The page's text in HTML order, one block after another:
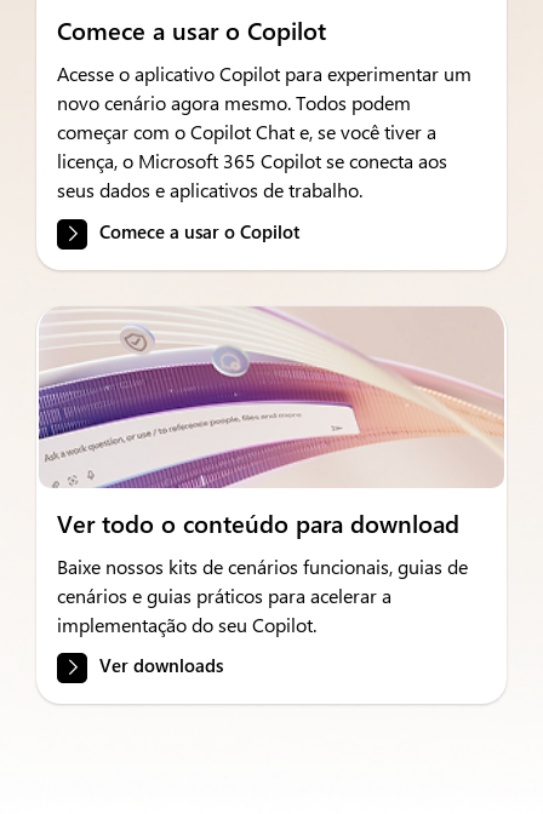
Comece a usar o Copilot
Acesse o aplicativo Copilot para experimentar um
novo cenário agora mesmo. Todos podem
começar com o Copilot Chat e, se você tiver a
licença, o Microsoft 365 Copilot se conecta aos
seus dados e aplicativos de trabalho.
Comece a usar o Copilot
Ver todo o conteúdo para download
Baixe nossos kits de cenários funcionais, guias de
cenários e guias práticos para acelerar a
implementação do seu Copilot.
Ver downloads